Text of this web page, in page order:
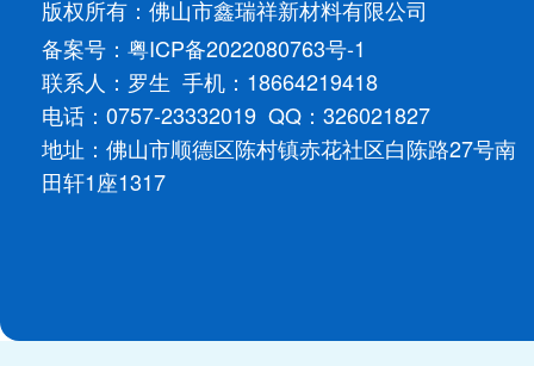
版权所有：佛山市鑫瑞祥新材料有限公司
备案号： 粤ICP备2022080763号-1
联系人：罗生 手机：18664219418
电话：0757-23332019 QQ：326021827
地址：佛山市顺德区陈村镇赤花社区白陈路27号南
田轩1座1317